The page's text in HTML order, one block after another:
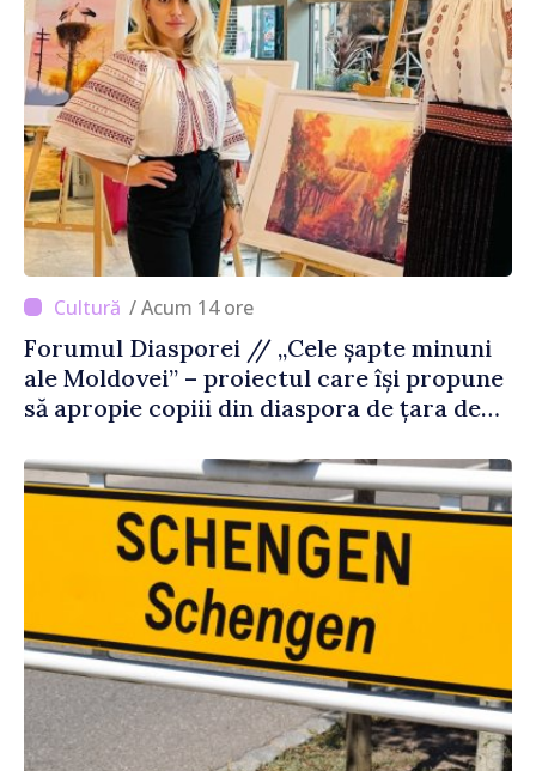
/ Acum 14 ore
Forumul Diasporei // „Cele șapte minuni
ale Moldovei” – proiectul care își propune
să apropie copiii din diaspora de țara de